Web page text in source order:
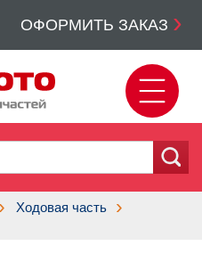
ОФОРМИТЬ ЗАКАЗ
Ходовая часть